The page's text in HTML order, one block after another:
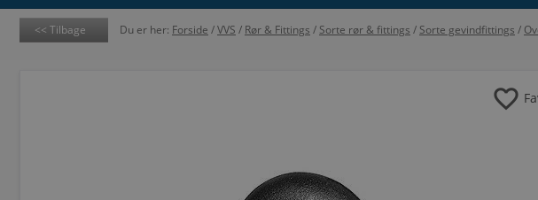
Tilbage Du er her: Forside /VVS / Rør & Fittings / Sorte rør & fittings / Sorte gevindfittings /
favorite